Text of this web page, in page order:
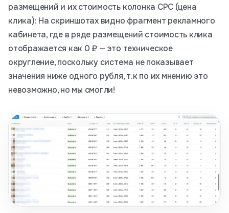
размещений и их стоимость колонка CPC (цена
клика): На скриншотах видно фрагмент рекламного
кабинета, где в ряде размещений стоимость клика
отображается как 0 ₽ — это техническое
округление, поскольку система не показывает
значения ниже одного рубля, т.к по их мнению это
невозможно, но мы смогли!